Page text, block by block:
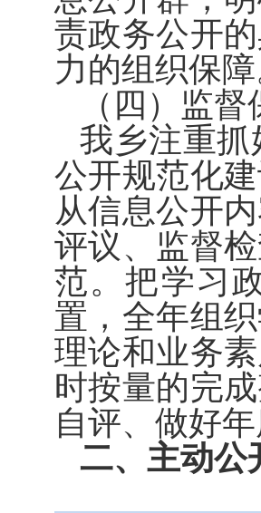
责政务公开
力的组织保障
（ 四 ）监督
我乡注重抓
公开规范化
从信息公开
评议、监督
范。把学习
置，全年组
理论和业务
时按量的完
自评、做好年
二、主动公